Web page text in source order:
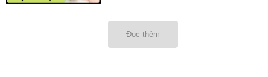
Đọc thêm